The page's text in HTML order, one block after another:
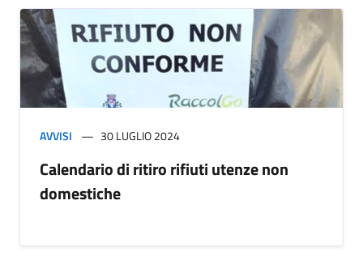
AVVISI 30 LUGLIO 2024
Calendario di ritiro rifiuti utenze non
domestiche